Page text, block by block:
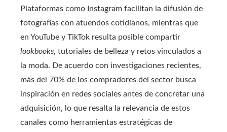
Plataformas como Instagram facilitan la difusión de
fotografías con atuendos cotidianos, mientras que
en YouTube y TikTok resulta posible compartir
lookbooks, tutoriales de belleza y retos vinculados a
la moda. De acuerdo con investigaciones recientes,
más del 70% de los compradores del sector busca
inspiración en redes sociales antes de concretar una
adquisición, lo que resalta la relevancia de estos
canales como herramientas estratégicas de